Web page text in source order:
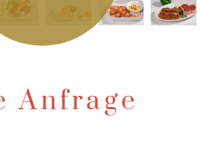
Anfrage